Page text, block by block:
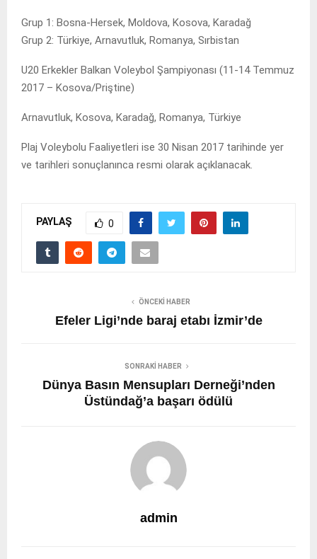
Grup 1: Bosna-Hersek, Moldova, Kosova, Karadağ
Grup 2: Türkiye, Arnavutluk, Romanya, Sırbistan
U20 Erkekler Balkan Voleybol Şampiyonası (11-14 Temmuz
2017 – Kosova/Priştine)
Arnavutluk, Kosova, Karadağ, Romanya, Türkiye
Plaj Voleybolu Faaliyetleri ise 30 Nisan 2017 tarihinde yer
ve tarihleri sonuçlanınca resmi olarak açıklanacak.
PAYLAŞ 0
ÖNCEKI HABER
Efeler Ligi’nde baraj etabı İzmir’de
SONRAKI HABER
Dünya Basın Mensupları Derneği’nden
Üstündağ’a başarı ödülü
admin